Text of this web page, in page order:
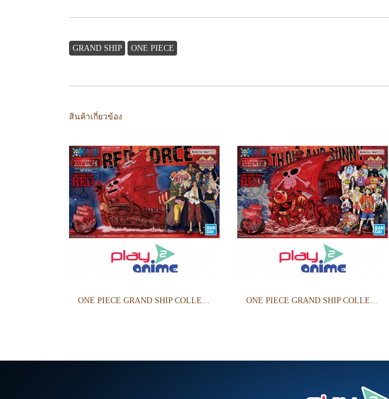
GRAND SHIP ONE PIECE
สินค้าเกี่ยวข้อง